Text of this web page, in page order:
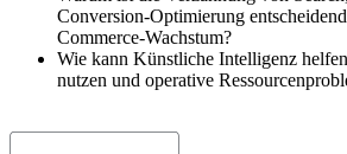
Conversion-Optimierung
Commerce-Wachstum?
Wie kann Künstliche Intelligenz
nutzen und operative